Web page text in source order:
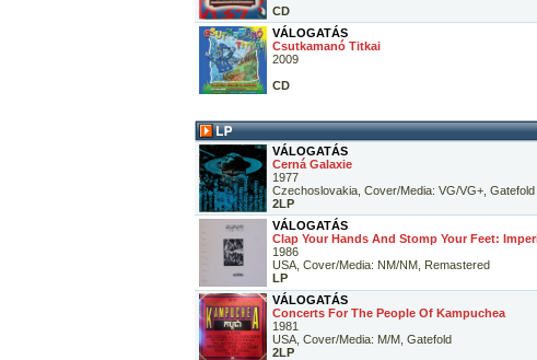
CD
VÁLOGATÁS
Csutkamanó Titkai
2009
CD
VÁLOGATÁS
Cerná Galaxie
1977
Czechoslovakia, Cover/Media: VG/VG+, Gatefold
2LP
VÁLOGATÁS
Clap Your Hands And Stomp Your Feet:
1986
USA, Cover/Media: NM/NM, Remastered
LP
VÁLOGATÁS
Concerts For The People Of Kampuchea
1981
USA, Cover/Media: M/M, Gatefold
2LP